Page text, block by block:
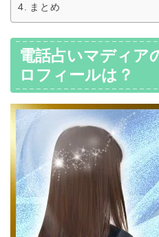
まとめ
電話占いマディア
ロフィールは？